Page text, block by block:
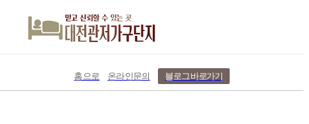
홈으로 온라인문의 블로그 바로가기